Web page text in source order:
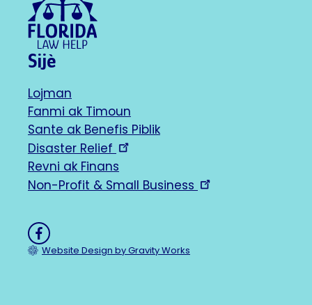
Sijè
Footer
navigation
Lojman
Fanmi ak Timoun
Sante ak Benefis Piblik
Disaster Relief
Revni ak Finans
Non-Profit & Small Business
Like
onWebsite Design by Gravity Works